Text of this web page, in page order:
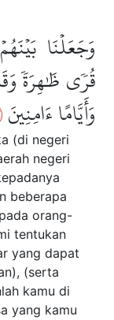
وَجَعَلۡنَا
قُرٗى ظَٰهِرَةٗ
وَأَيَّامًا ءَامِنِينَ
(di negeri
negeri
beberapa
orang-
tentukan
yang dapat
(serta
kamu di
yang kamu